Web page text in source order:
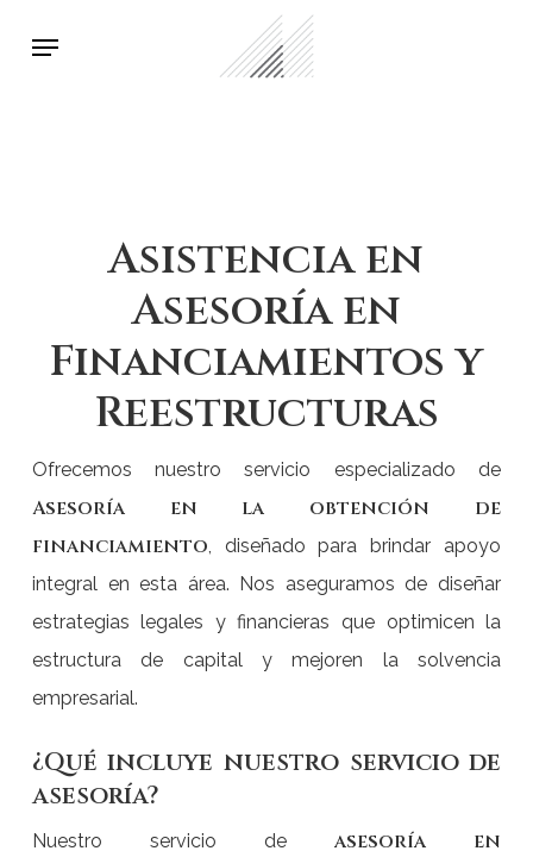
Menu
Asistencia en
Asesoría en
Financiamientos y
Reestructuras
Ofrecemos nuestro servicio especializado de
Asesoría en la obtención de
financiamiento, diseñado para brindar apoyo
integral en esta área. Nos aseguramos de diseñar
estrategias legales y financieras que optimicen la
estructura de capital y mejoren la solvencia
empresarial.
¿Qué incluye nuestro servicio de
asesoría?
Nuestro servicio deasesoría en